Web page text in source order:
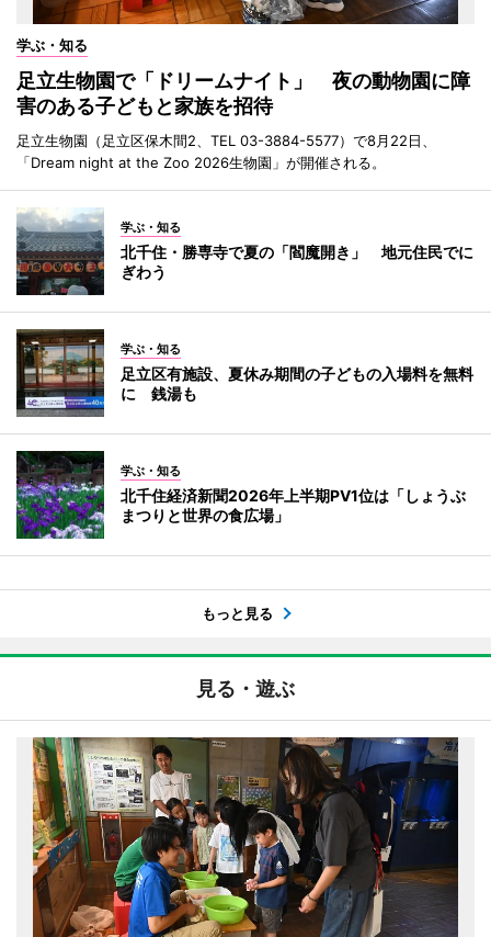
学ぶ・知る
足立生物園で「ドリームナイト」 夜の動物園に障
害のある子どもと家族を招待
足立生物園（足立区保木間2、TEL 03-3884-5577）で8月22日、
「Dream night at the Zoo 2026生物園」が開催される。
学ぶ・知る
北千住・勝専寺で夏の「閻魔開き」 地元住民でに
ぎわう
学ぶ・知る
足立区有施設、夏休み期間の子どもの入場料を無料
に 銭湯も
学ぶ・知る
北千住経済新聞2026年上半期PV1位は「しょうぶ
まつりと世界の食広場」
もっと見る
見る・遊ぶ